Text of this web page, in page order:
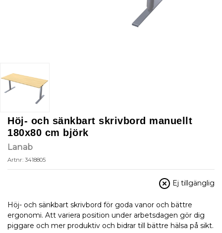
Höj- och sänkbart skrivbord manuellt
180x80 cm björk
Lanab
Artnr: 3418805
Ej tillgänglig
Höj- och sänkbart skrivbord för goda vanor och bättre
ergonomi. Att variera position under arbetsdagen gör dig
piggare och mer produktiv och bidrar till bättre hälsa på sikt.